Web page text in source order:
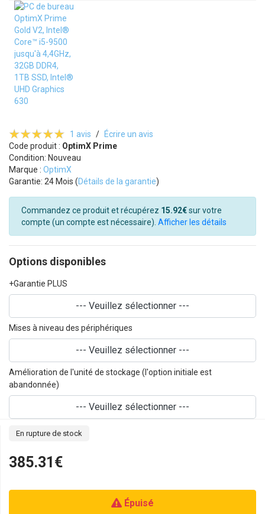
1 avis /
Écrire un avis
Code produit : OptimX Prime
Condition: Nouveau
Marque : OptimX
Garantie: 24 Mois (Détails de la garantie)
Commandez ce produit et récupérez 15.92€sur votre
compte (un compte est nécessaire). Afficher les détails
Options disponibles
+Garantie PLUS
--- Veuillez sélectionner ---
Mises à niveau des périphériques
--- Veuillez sélectionner ---
Amélioration de l'unité de stockage (l'option initiale est
abandonnée)
--- Veuillez sélectionner ---
En rupture de stock
385.31€
Épuisé